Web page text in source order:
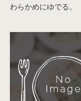
わらかめにゆでる。